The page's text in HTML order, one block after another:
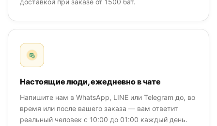
доставкой при заказе от 1500 бат.
Настоящие люди, ежедневно в чате
Напишите нам в WhatsApp, LINE или Telegram до, во
время или после вашего заказа — вам ответит
реальный человек с 10:00 до 01:00 каждый день.